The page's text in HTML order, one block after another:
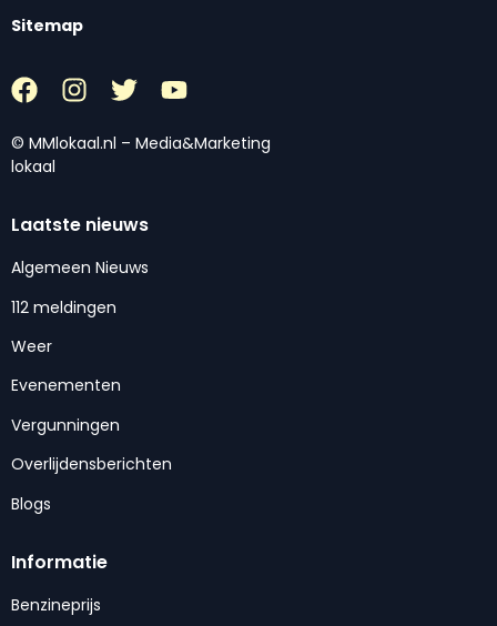
Sitemap
© MMlokaal.nl – Media&Marketing
lokaal
Laatste nieuws
Algemeen Nieuws
112 meldingen
Weer
Evenementen
Vergunningen
Overlijdensberichten
Blogs
Informatie
Benzineprijs